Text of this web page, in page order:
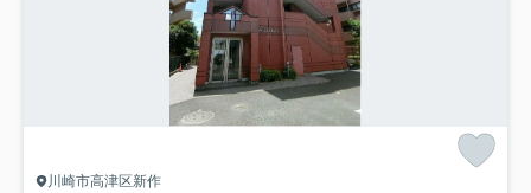
川崎市高津区新作